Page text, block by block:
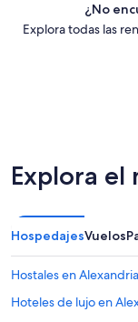
¿No
Explora todas las
Explora el
HospedajesVuelos
Hostales en Alexandria
Hoteles de lujo en